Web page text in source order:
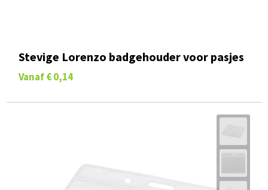
Stevige Lorenzo badgehouder voor pasjes
Vanaf € 0,14